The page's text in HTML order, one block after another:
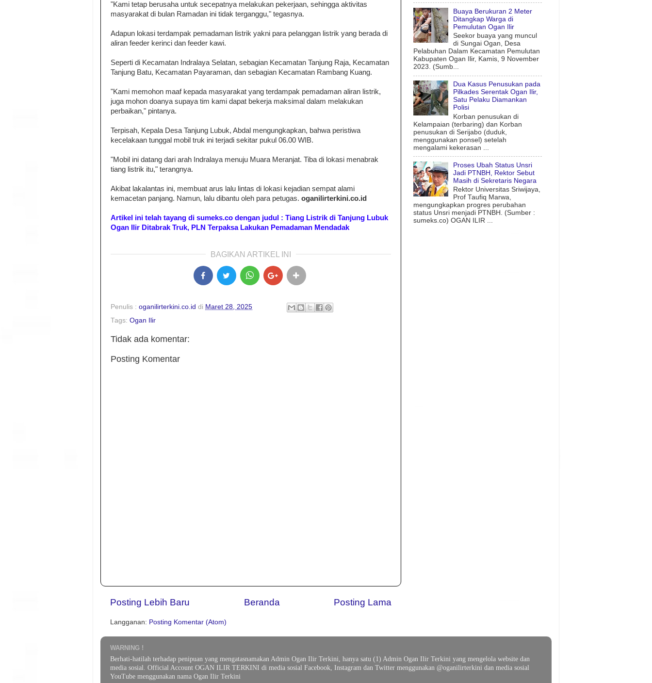
"Kami tetap berusaha untuk secepatnya melakukan pekerjaan, sehingga aktivitas
masyarakat di bulan Ramadan ini tidak terganggu," tegasnya.
Adapun lokasi terdampak pemadaman listrik yakni para pelanggan listrik yang berada di
aliran feeder kerinci dan feeder kawi.
Seperti di Kecamatan Indralaya Selatan, sebagian Kecamatan Tanjung Raja, Kecamatan
Tanjung Batu, Kecamatan Payaraman, dan sebagian Kecamatan Rambang Kuang.
"Kami memohon maaf kepada masyarakat yang terdampak pemadaman aliran listrik,
juga mohon doanya supaya tim kami dapat bekerja maksimal dalam melakukan
perbaikan," pintanya.
Terpisah, Kepala Desa Tanjung Lubuk, Abdal mengungkapkan, bahwa peristiwa
kecelakaan tunggal mobil truk ini terjadi sekitar pukul 06.00 WIB.
"Mobil ini datang dari arah Indralaya menuju Muara Meranjat. Tiba di lokasi menabrak
tiang listrik itu," terangnya.
Akibat lakalantas ini, membuat arus lalu lintas di lokasi kejadian sempat alami
kemacetan panjang. Namun, lalu dibantu oleh para petugas. oganilirterkini.co.id
Artikel ini telah tayang di sumeks.co dengan judul : Tiang Listrik di Tanjung Lubuk
Ogan Ilir Ditabrak Truk, PLN Terpaksa Lakukan Pemadaman Mendadak
BAGIKAN ARTIKEL INI
Penulis : oganilirterkini.co.id di Maret 28, 2025
Tags: Ogan Ilir
Tidak ada komentar:
Posting Komentar
Posting Lebih Baru Posting Lama
Beranda
Langganan: Posting Komentar (Atom)
Buaya Berukuran 2 Meter
Ditangkap Warga di
Pemulutan Ogan Ilir
Seekor buaya yang muncul
di Sungai Ogan, Desa
Pelabuhan Dalam Kecamatan Pemulutan
Kabupaten Ogan Ilir, Kamis, 9 November
2023. (Sumb...
Dua Kasus Penusukan pada
Pilkades Serentak Ogan Ilir,
Satu Pelaku Diamankan
Polisi
Korban penusukan di
Kelampaian (terbaring) dan Korban
penusukan di Serijabo (duduk,
menggunakan ponsel) setelah
mengalami kekerasan ...
Proses Ubah Status Unsri
Jadi PTNBH, Rektor Sebut
Masih di Sekretaris Negara
Rektor Universitas Sriwijaya,
Prof Taufiq Marwa,
mengungkapkan progres perubahan
status Unsri menjadi PTNBH. (Sumber :
sumeks.co) OGAN ILIR ...
WARNING !
Berhati-hatilah terhadap penipuan yang mengatasnamakan Admin Ogan Ilir Terkini, hanya satu (1) Admin Ogan Ilir Terkini yang mengelola website dan
media sosial. Official Account OGAN ILIR TERKINI di media sosial Facebook, Instagram dan Twitter menggunakan @oganilirterkini dan media sosial
YouTube menggunakan nama Ogan Ilir Terkini